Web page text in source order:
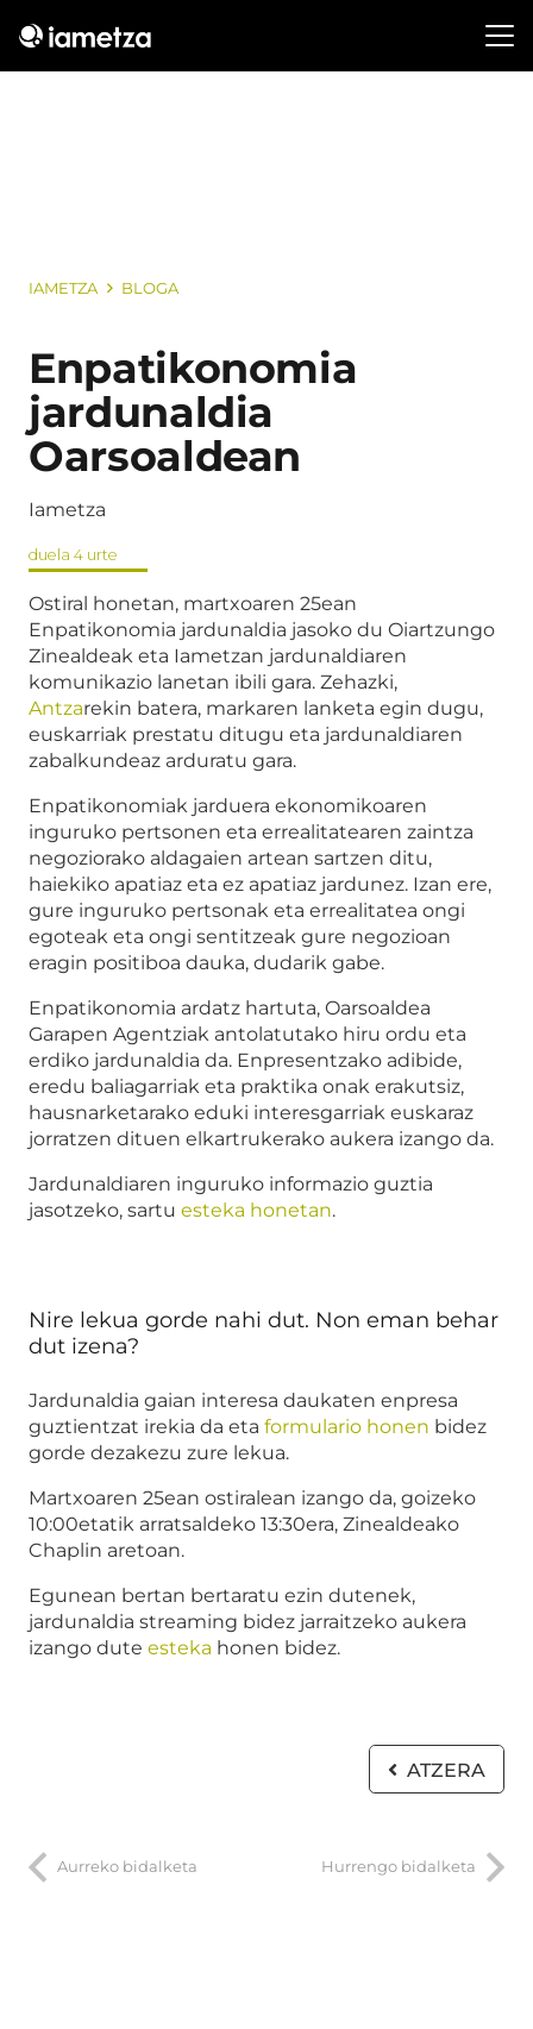
IAMETZA BLOGA
Enpatikonomia
jardunaldia
Oarsoaldean
Iametza
duela 4 urte
Ostiral honetan, martxoaren 25ean
Enpatikonomia jardunaldia jasoko du Oiartzungo
Zinealdeak eta Iametzan jardunaldiaren
komunikazio lanetan ibili gara. Zehazki,
Antzarekin batera, markaren lanketa egin dugu,
euskarriak prestatu ditugu eta jardunaldiaren
zabalkundeaz arduratu gara.
Enpatikonomiak jarduera ekonomikoaren
inguruko pertsonen eta errealitatearen zaintza
negoziorako aldagaien artean sartzen ditu,
haiekiko apatiaz eta ez apatiaz jardunez. Izan ere,
gure inguruko pertsonak eta errealitatea ongi
egoteak eta ongi sentitzeak gure negozioan
eragin positiboa dauka, dudarik gabe.
Enpatikonomia ardatz hartuta, Oarsoaldea
Garapen Agentziak antolatutako hiru ordu eta
erdiko jardunaldia da. Enpresentzako adibide,
eredu baliagarriak eta praktika onak erakutsiz,
hausnarketarako eduki interesgarriak euskaraz
jorratzen dituen elkartrukerako aukera izango da.
Jardunaldiaren inguruko informazio guztia
jasotzeko, sartu esteka honetan.
Nire lekua gorde nahi dut. Non eman behar
dut izena?
Jardunaldia gaian interesa daukaten enpresa
guztientzat irekia da eta formulario honen bidez
gorde dezakezu zure lekua.
Martxoaren 25ean ostiralean izango da, goizeko
10:00etatik arratsaldeko 13:30era, Zinealdeako
Chaplin aretoan.
Egunean bertan bertaratu ezin dutenek,
jardunaldia streaming bidez jarraitzeko aukera
izango dute esteka honen bidez.
ATZERA
Aurreko bidalketa Hurrengo bidalketa